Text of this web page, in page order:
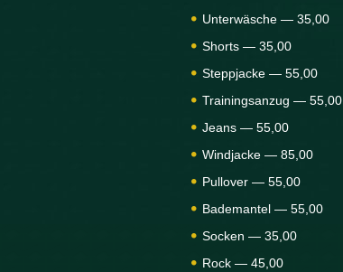
Unterwäsche — 35,00
Shorts — 35,00
Steppjacke — 55,00
Trainingsanzug — 55,00
Jeans — 55,00
Windjacke — 85,00
Pullover — 55,00
Bademantel — 55,00
Socken — 35,00
Rock — 45,00